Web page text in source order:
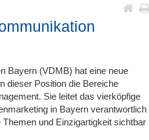
Bayern (VDMB) hat eine neue
dieser Position die Bereiche
Sie leitet das vierköpfige
in Bayern verantwortlich
und Einzigartigkeit sichtbar